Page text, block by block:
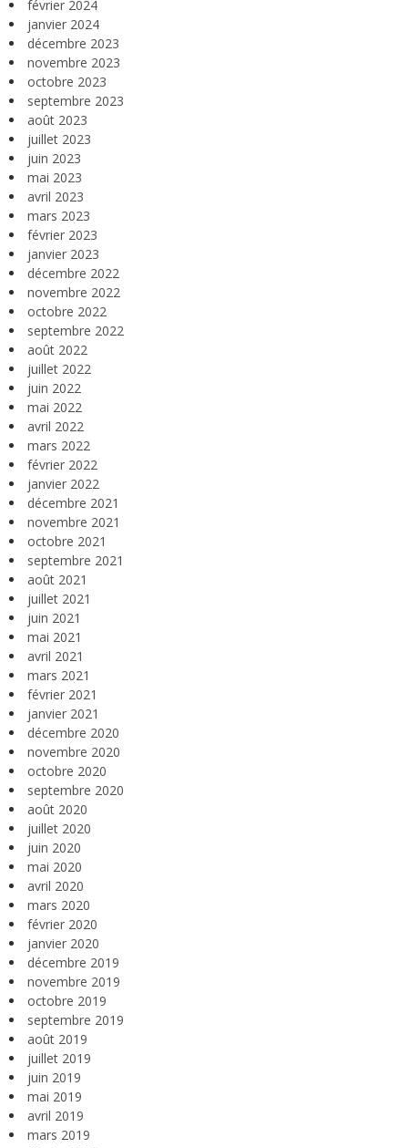
février 2024
janvier 2024
décembre 2023
novembre 2023
octobre 2023
septembre 2023
août 2023
juillet 2023
juin 2023
mai 2023
avril 2023
mars 2023
février 2023
janvier 2023
décembre 2022
novembre 2022
octobre 2022
septembre 2022
août 2022
juillet 2022
juin 2022
mai 2022
avril 2022
mars 2022
février 2022
janvier 2022
décembre 2021
novembre 2021
octobre 2021
septembre 2021
août 2021
juillet 2021
juin 2021
mai 2021
avril 2021
mars 2021
février 2021
janvier 2021
décembre 2020
novembre 2020
octobre 2020
septembre 2020
août 2020
juillet 2020
juin 2020
mai 2020
avril 2020
mars 2020
février 2020
janvier 2020
décembre 2019
novembre 2019
octobre 2019
septembre 2019
août 2019
juillet 2019
juin 2019
mai 2019
avril 2019
mars 2019